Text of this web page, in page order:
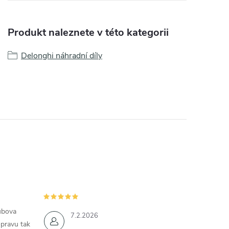
Produkt naleznete v této kategorii
Delonghi náhradní díly
tak
7.2.2026